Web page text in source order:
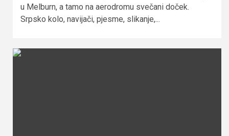
u Melburn, a tamo na aerodromu svečani doček.
Srpsko kolo, navijači, pjesme, slikanje,...